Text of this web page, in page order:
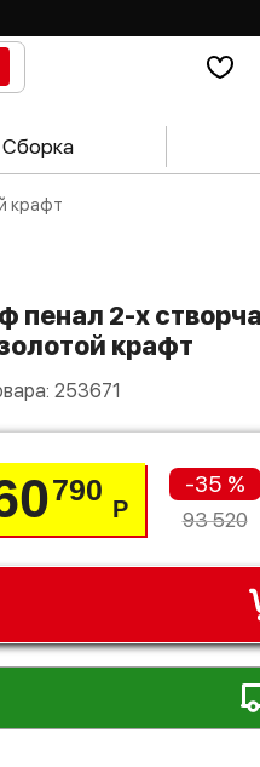
Сборка
крафт
крафт
253671
790
Р
-35 %
93 520